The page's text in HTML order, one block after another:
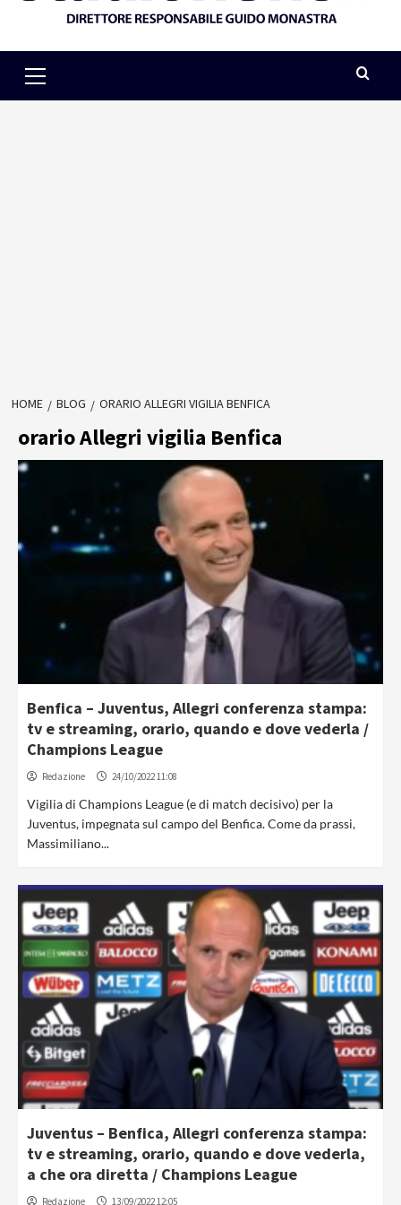
Menu
HOME BLOG ORARIO ALLEGRI VIGILIA BENFICA
orario Allegri vigilia Benfica
Benfica – Juventus, Allegri conferenza stampa:
tv e streaming, orario, quando e dove vederla /
Champions League
Redazione 24/10/2022 11:08
Vigilia di Champions League (e di match decisivo) per la
Juventus, impegnata sul campo del Benfica. Come da prassi,
Massimiliano...
Juventus – Benfica, Allegri conferenza stampa:
tv e streaming, orario, quando e dove vederla,
a che ora diretta / Champions League
Redazione 13/09/2022 12:05